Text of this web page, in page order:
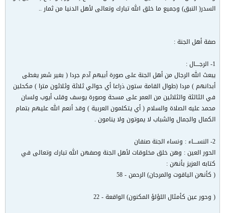
السدر( النبق) وجميع ما خلق الله تبارك وتعالى لأهل الدنيا من ثمار ..
صفة أهل الجنة :
1- الرجــــال :
يبعث الله الرجال من أهل الجنة على صورة أبيهم آدم جردا ( بغير شعر يغطى
أبدانهم ) مردا (طوال القامة ستون ذراعا أي حوالي ثلاثة وثلاثون مترا ) مكحلين
في الثالثة والثلاثين من العمر على مسحة وصورة يوسف وقلب أيوب ولسان
محمد عليه الصلاة والسلام ( أي يتكلمون العربية ) وقد أنعم الله عليهم بتمام
الكمال والجمال والشباب لا يموتون ولا ينامون .
2- النســــاء : ونساء الجنة صنفان
الحور العين : وهن خلق مخلوقات لأهل الجنة وصفهن الله تبارك وتعالى في
كتابه العزيز بأنهن :
( كأنهن الياقوت والمرجان) الرحمن - 58
( وحور عين كأمثال اللؤلؤ المكنون) الواقعة - 22